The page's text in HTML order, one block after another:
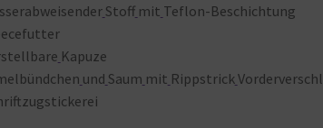
Stoff mit Teflon-Beschichtung
Kapuze
und Saum mit Rippstrick